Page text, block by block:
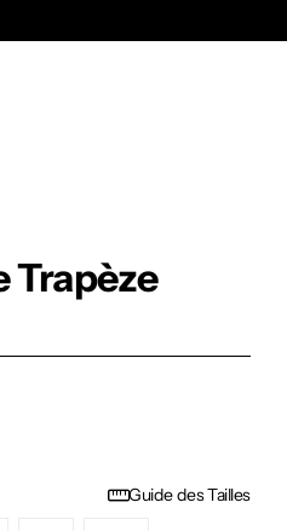
Trapèze
Guide des Tailles